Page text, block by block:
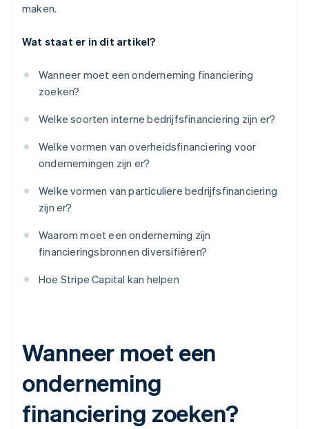
maken.
Wat staat er in dit artikel?
Wanneer moet een onderneming financiering
zoeken?
Welke soorten interne bedrijfsfinanciering zijn er?
Welke vormen van overheidsfinanciering voor
ondernemingen zijn er?
Welke vormen van particuliere bedrijfsfinanciering
zijn er?
Waarom moet een onderneming zijn
financieringsbronnen diversifiëren?
Hoe Stripe Capital kan helpen
Wanneer moet een
onderneming
financiering zoeken?